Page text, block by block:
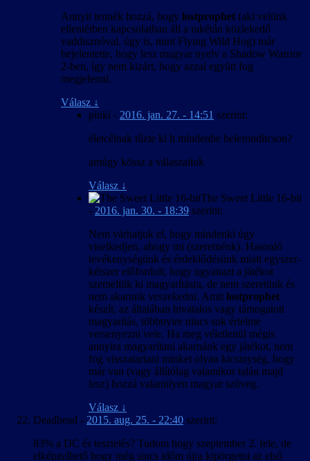
Annyit tennék hozzá, hogy lostprophet (aki velünk
ellentétben kapcsolatban áll a rakétán közlekedő
vaddisznóval, úgy is, mint Flying Wild Hog) már
bejelentette, hogy lesz magyar nyelv a Shadow Warrior
2-ben, így nem kizárt, hogy azzal együtt fog
megjelenni.
Válasz ↓
pinki - 2016. jan. 27. - 14:51 szerint:
életcélnak tűzte ki h mindenbe belerondítcson?
amúgy kössz a válaszaitok
Válasz ↓
The Sweet Little 16-bit
- 2016. jan. 30. - 18:39 szerint:
Nem várhatjuk el, hogy mindenki úgy
viselkedjen, ahogy mi (szeretnénk). Hasonló
tevékenységünk és érdeklődésünk miatt egyszer-
kétszer előfordult, hogy ugyanazt a játékot
szemeltük ki magyarításra, de nem szeretünk és
nem akarunk veszekedni. Amit lostprophet
készít, az általában hivatalos vagy támogatott
magyarítás, többnyire nincs sok értelme
versenyezni vele. Ha meg véletlenül mégis
annyira magyarítani akarnánk egy játékot, nem
fog visszatartani minket olyan kicsinység, hogy
már van (vagy állítólag valamikor talán majd
lesz) hozzá valamilyen magyar szöveg.
Válasz ↓
Deadhead - 2015. aug. 25. - 22:40 szerint:
83% a DC és tesztelés? Tudom hogy szeptember 2. fele, de
elképzelhető hogy még sincs időm újra kipörgetni az első